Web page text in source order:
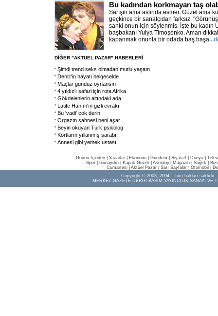
Bu kadından korkmayan taş
Sarışın ama aslında esmer. Güzel ama
geçkince bir sanatçıdan farksız.
sanki onun için söylenmiş. İşte bu kadın
başbakanı Yulya Timoşenko. Aman
kapanmak onunla bir odada baş başa
DİĞER "AKTÜEL PAZAR" HABERLERİ
Şimdi trend seks olmadan mutlu yaşam
Deniz'in hayatı belgeselde
Maçlar gündüz oynansın
4 yıldızlı safari için rota Afrika
Gökdelenlerin altındaki ada
Latife Hanım'ın gizli evrakı
Bu 'vadi' çok derin
Orgazm sahnesi beni aşar
Beyin okuyan Türk psikolog
Kortların yıllanmış şarabı
Annesi gibi yemek ustası
Günün İçinden Yazarlar Ekonomi Gündem Siyaset Dünya |
Spor
Günaydın Kapak Güzeli Astroloji Magazin Sağlık
Cumartesi| Aktüel Pazar| Sarı Sayfalar| Otomobil
Copyright © 2003, 2004 - Tüm hakları saklıdır.
MERKEZ GAZETE DERGİ BASIM YAYINCILIK SANAYİ VE